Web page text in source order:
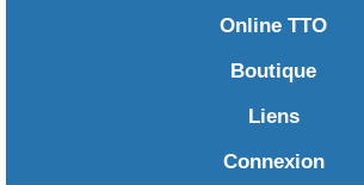
Online TTO
Boutique
Liens
Connexion